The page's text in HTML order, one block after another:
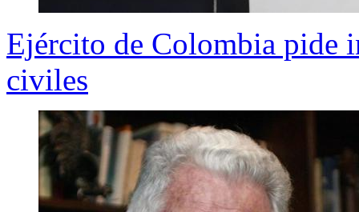
Ejército de Colombia pide
civiles